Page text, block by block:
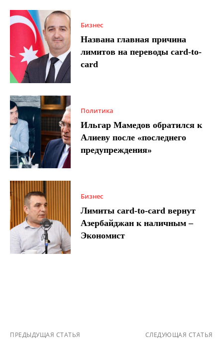
Бизнес
Названа главная причина
лимитов на переводы card-to-
card
Политика
Ильгар Мамедов обратился к
Алиеву после «последнего
предупреждения»
Бизнес
Лимиты card-to-card вернут
Азербайджан к наличным –
Экономист
ПРЕДЫДУЩАЯ СТАТЬЯ СЛЕДУЮЩАЯ СТАТЬЯ